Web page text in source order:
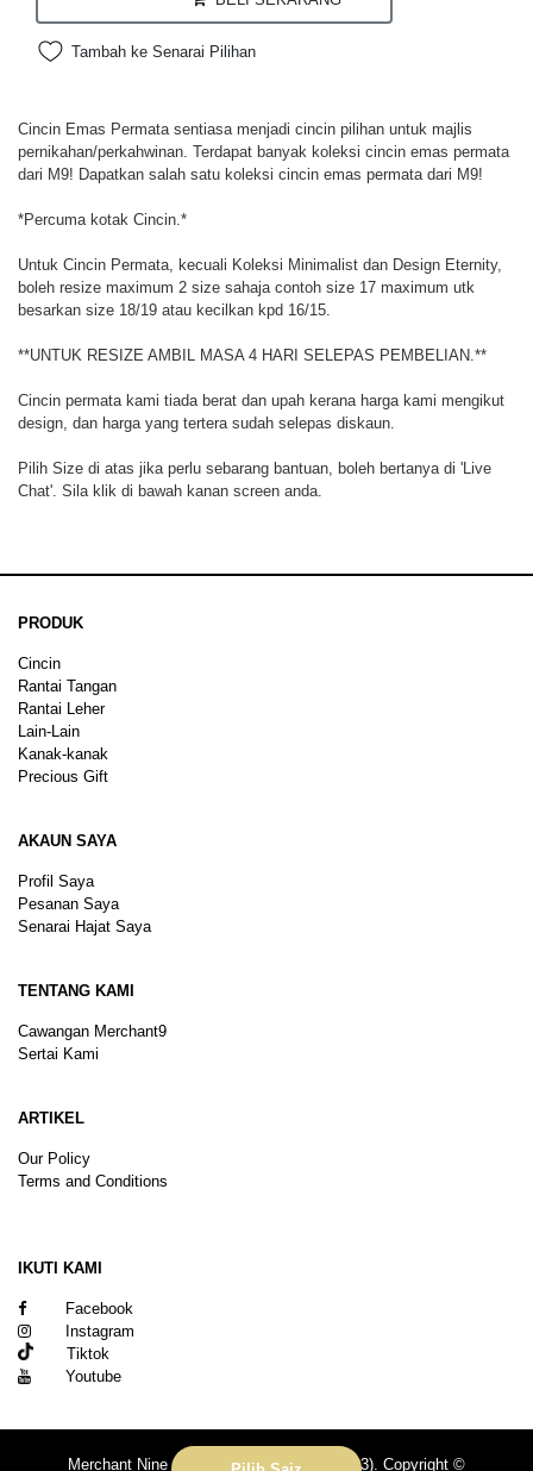
Tambah ke Senarai Pilihan
Cincin Emas Permata sentiasa menjadi cincin pilihan untuk majlis
pernikahan/perkahwinan. Terdapat banyak koleksi cincin emas permata
dari M9! Dapatkan salah satu koleksi cincin emas permata dari M9!
*Percuma kotak Cincin.*
Untuk Cincin Permata, kecuali Koleksi Minimalist dan Design Eternity,
boleh resize maximum 2 size sahaja contoh size 17 maximum utk
besarkan size 18/19 atau kecilkan kpd 16/15.
**UNTUK RESIZE AMBIL MASA 4 HARI SELEPAS PEMBELIAN.**
Cincin permata kami tiada berat dan upah kerana harga kami mengikut
design, dan harga yang tertera sudah selepas diskaun.
Pilih Size di atas jika perlu sebarang bantuan, boleh bertanya di 'Live
Chat'. Sila klik di bawah kanan screen anda.
PRODUK
Cincin
Rantai Tangan
Rantai Leher
Lain-Lain
Kanak-kanak
Precious Gift
AKAUN SAYA
Profil Saya
Pesanan Saya
Senarai Hajat Saya
TENTANG KAMI
Cawangan Merchant9
Sertai Kami
ARTIKEL
Our Policy
Terms and Conditions
IKUTI KAMI
Facebook
Instagram
Tiktok
Youtube
Merchant Nine Sdn Bhd (No. 201601039113). Copyright ©